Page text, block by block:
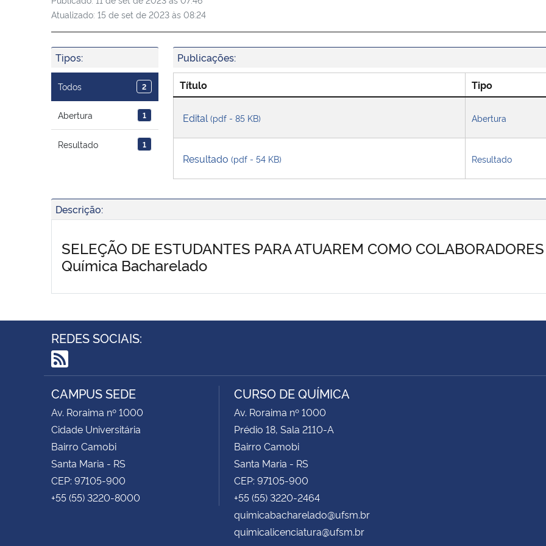
Atualizado: 15 de set de 2023 às 08:24
Tipos:
Todos 2
Abertura 1
Resultado 1
Publicações:
Título Tipo
Edital (pdf - 85 KB) Abertura
Resultado (pdf - 54 KB) Resultado
Descrição:
SELEÇÃO DE ESTUDANTES PARA ATUAREM COMO
Química Bacharelado
REDES SOCIAIS:
RSS
CAMPUS SEDE
Av. Roraima nº 1000
Cidade Universitária
Bairro Camobi
Santa Maria - RS
CEP: 97105-900
+55 (55) 3220-8000
CURSO DE QUÍMICA
Av. Roraima nº 1000
Prédio 18, Sala 2110-A
Bairro Camobi
Santa Maria - RS
CEP: 97105-900
+55 (55) 3220-2464
quimicabacharelado@ufsm.br
quimicalicenciatura@ufsm.br